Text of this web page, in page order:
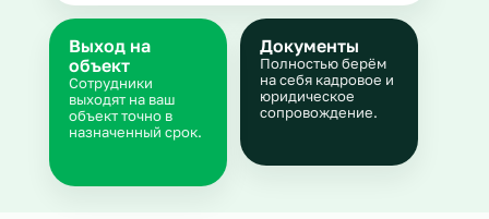
Документы
Полностью берём
на себя кадровое и
юридическое
сопровождение.
Выход на
объект
Сотрудники
выходят на ваш
объект точно в
назначенный срок.